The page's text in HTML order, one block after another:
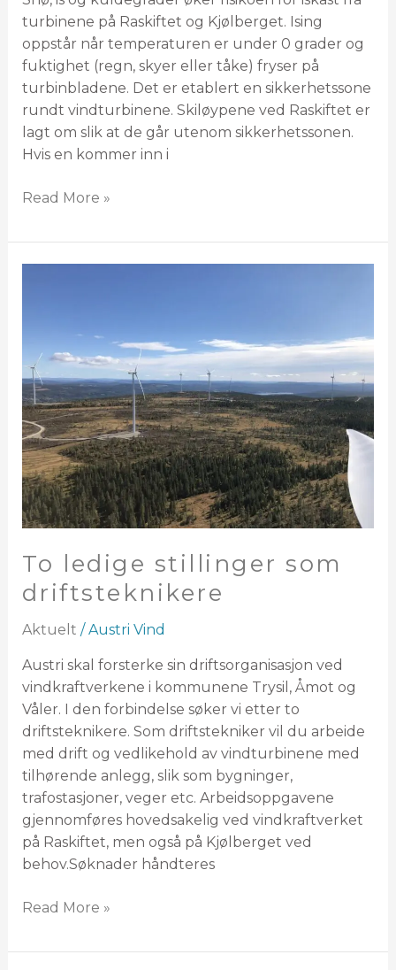
turbinene på Raskiftet og Kjølberget. Ising
oppstår når temperaturen er under 0 grader og
fuktighet (regn, skyer eller tåke) fryser på
turbinbladene. Det er etablert en sikkerhetssone
rundt vindturbinene. Skiløypene ved Raskiftet er
lagt om slik at de går utenom sikkerhetssonen.
Hvis en kommer inn i
Read More »
To ledige stillinger som
driftsteknikere
Aktuelt /Austri Vind
Austri skal forsterke sin driftsorganisasjon ved
vindkraftverkene i kommunene Trysil, Åmot og
Våler. I den forbindelse søker vi etter to
driftsteknikere. Som driftstekniker vil du arbeide
med drift og vedlikehold av vindturbinene med
tilhørende anlegg, slik som bygninger,
trafostasjoner, veger etc. Arbeidsoppgavene
gjennomføres hovedsakelig ved vindkraftverket
på Raskiftet, men også på Kjølberget ved
behov.Søknader håndteres
driftsteknikere
Read More »